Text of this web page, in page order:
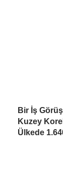
Bir İş
Kuzey
Ülkede